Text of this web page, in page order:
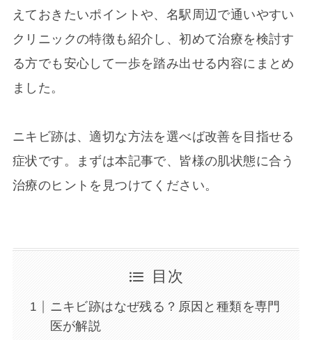
えておきたいポイントや、名駅周辺で通いやすい
クリニックの特徴も紹介し、初めて治療を検討す
る方でも安心して一歩を踏み出せる内容にまとめ
ました。
ニキビ跡は、適切な方法を選べば改善を目指せる
症状です。まずは本記事で、皆様の肌状態に合う
治療のヒントを見つけてください。
目次
ニキビ跡はなぜ残る？原因と種類を専門
医が解説